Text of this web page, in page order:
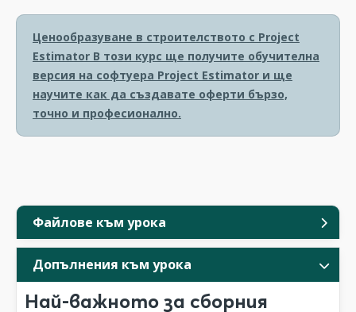
Файлове към урока
Допълнения към урока
Най-важното за сборния
Ценообразуване в строителството с Project
Estimator В този курс ще получите обучителна
версия на софтуера Project Estimator и ще
научите как да създавате оферти бързо,
точно и професионално.